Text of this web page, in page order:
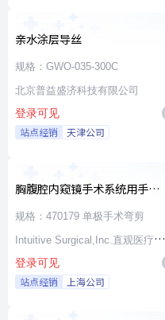
亲水涂层导丝
规格：GWO-035-300C
北京普益盛济科技有限公司
登录可见
站点经销 天津公司
胸腹腔内窥镜手术系统用手术
器械
规格：470179 单极手术弯剪
Intuitive Surgical,Inc.直观医疗公
司
登录可见
站点经销 上海公司